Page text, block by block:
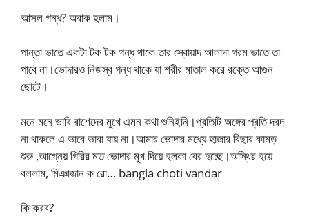
আসল গন্ধ? অবাক হলাম।
পান্তা ভাতে একটা টক টক গন্ধ থাকে তার স্বোয়াদ আলাদা গরম ভাতে তা
পাবে না।ভোদারও নিজস্ব গন্ধ থাকে যা শরীর মাতাল করে রক্তে আগুন
ছোটে।
মনে মনে ভাবি রাশেদের মুখে এমন কথা শুনিইনি।প্রতিটি অঙ্গের প্রতি দরদ
না থাকলে এ ভাবে ভাবা যায় না।আমার ভোদার মধ্যে হাজার বিছার কামড়
শুরু ,আগ্নেয় গিরির মত ভোদার মুখ দিয়ে হলকা বের হচ্ছে।অস্থির হয়ে
বললাম, মিঞাজান ক রো… bangla choti vandar
কি করব?